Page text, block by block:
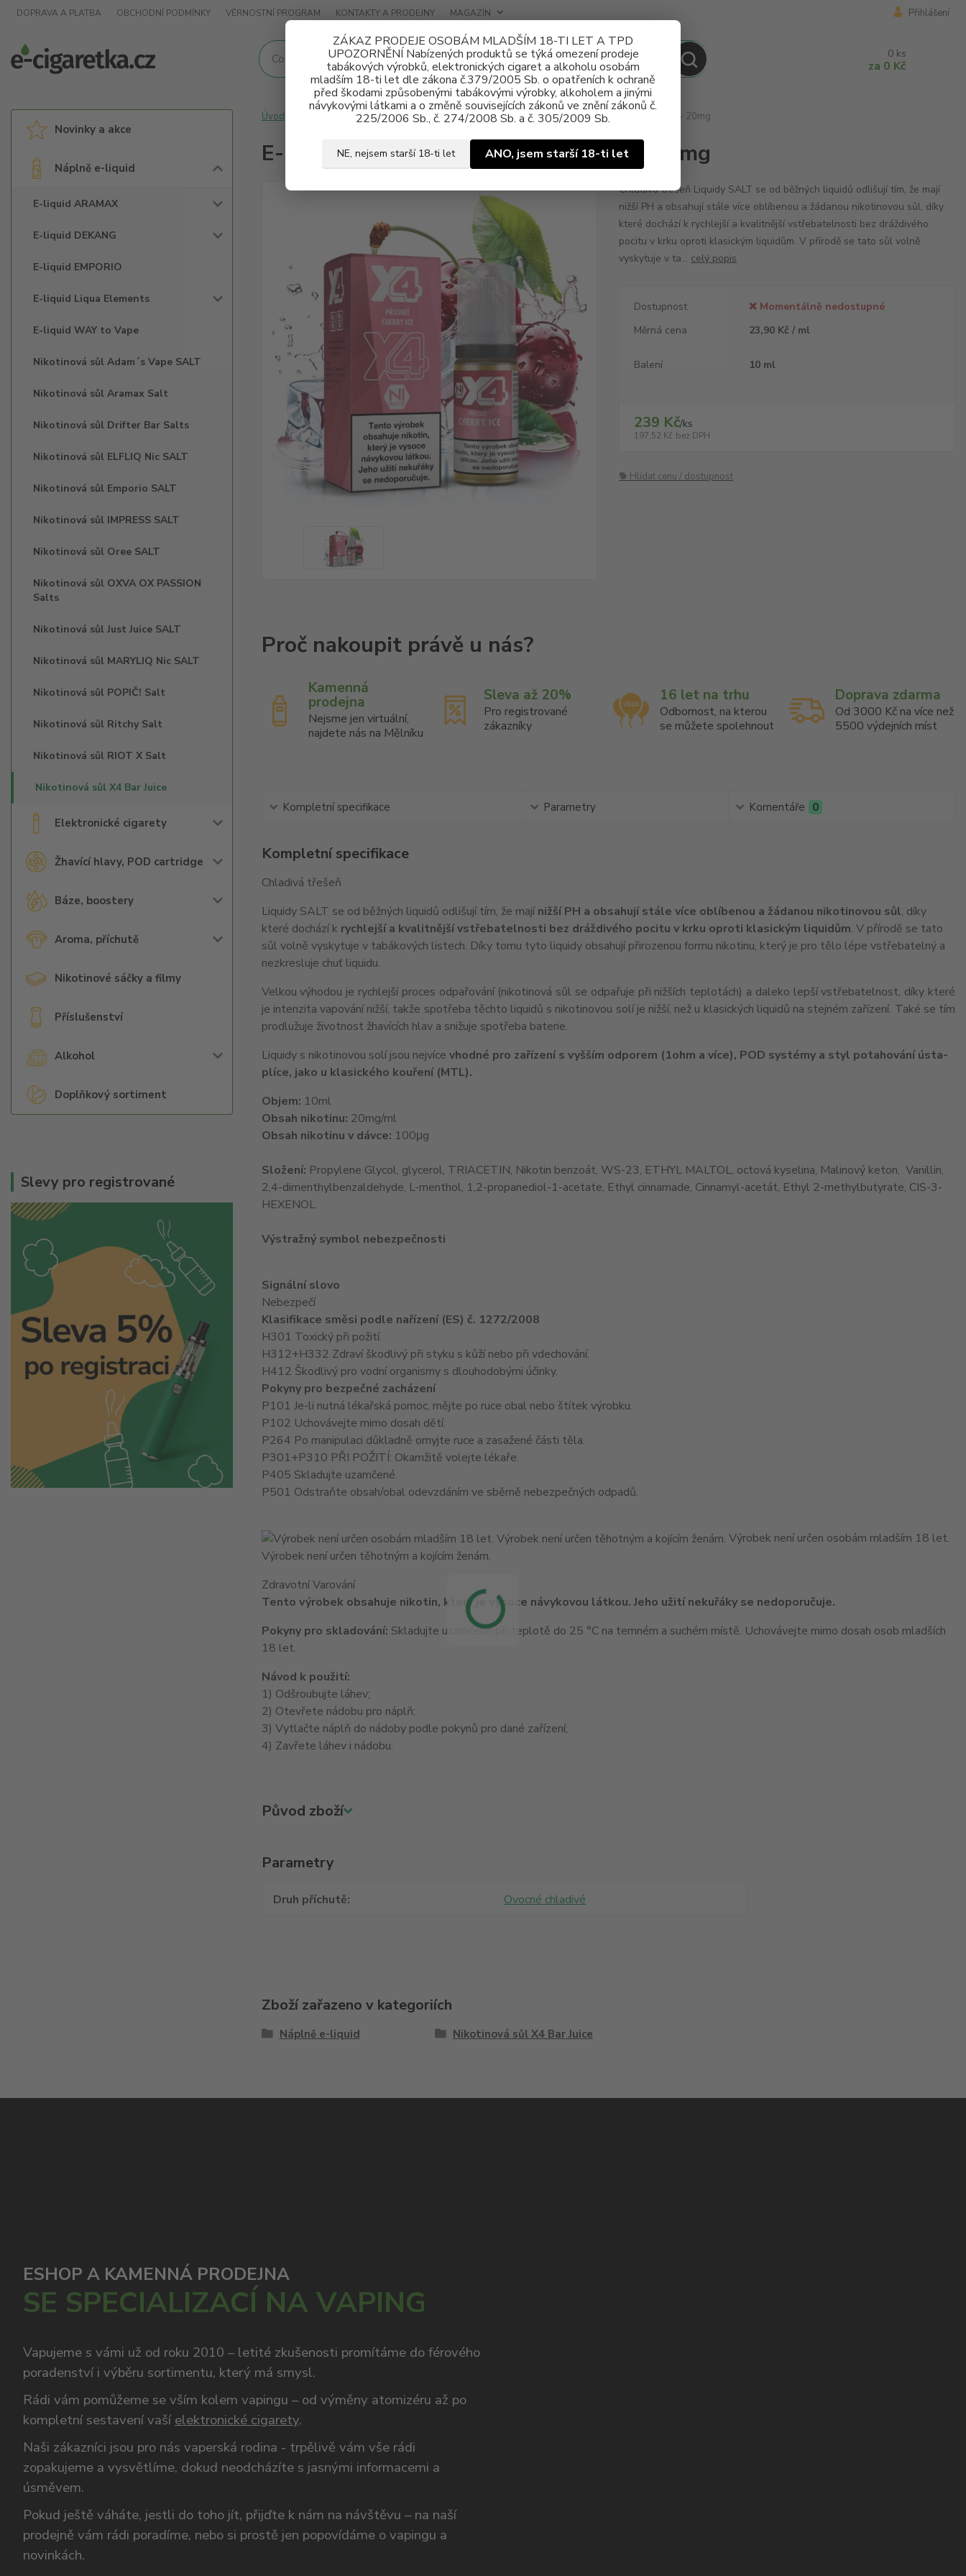
ZÁKAZ PRODEJE OSOBÁM MLADŠÍM 18-TI LET A TPD
UPOZORNĚNÍ Nabízených produktů se týká omezení prodeje
tabákových výrobků, elektronických cigaret a alkoholu osobám
mladším 18-ti let dle zákona č.379/2005 Sb. o opatřeních k ochraně
před škodami způsobenými tabákovými výrobky, alkoholem a jinými
návykovými látkami a o změně souvisejících zákonů ve znění zákonů č.
225/2006 Sb., č. 274/2008 Sb. a č. 305/2009 Sb.
NE, nejsem starší 18-ti let ANO, jsem starší 18-ti let
DOPRAVA A PLATBA OBCHODNÍ PODMÍNKY VĚRNOSTNÍ PROGRAM KONTAKTY A PRODEJNY MAGAZÍN Přihlášení
0 ks
za 0 Kč
Novinky a akce
Náplně e-liquid
E-liquid ARAMAX
E-liquid DEKANG
E-liquid EMPORIO
E-liquid Liqua Elements
E-liquid WAY to Vape
Nikotinová sůl Adam´s Vape SALT
Nikotinová sůl Aramax Salt
Nikotinová sůl Drifter Bar Salts
Nikotinová sůl ELFLIQ Nic SALT
Nikotinová sůl Emporio SALT
Nikotinová sůl IMPRESS SALT
Nikotinová sůl Oree SALT
Nikotinová sůl OXVA OX PASSION
Salts
Nikotinová sůl Just Juice SALT
Nikotinová sůl MARYLIQ Nic SALT
Nikotinová sůl POPIČ! Salt
Nikotinová sůl Ritchy Salt
Nikotinová sůl RIOT X Salt
Nikotinová sůl X4 Bar Juice
Elektronické cigarety
Žhavící hlavy, POD cartridge
Báze, boostery
Aroma, příchutě
Nikotinové sáčky a filmy
Příslušenství
Alkohol
Doplňkový sortiment
Slevy pro registrované
Úvod Náplně e-liquid Nikotinová sůl X4 Bar Juice E-liquid X4 Bar Juice Cherry Ice 10ml - 20mg
E-liquid X4 Bar Juice Cherry Ice 10ml - 20mg
Chladivá třešeň Liquidy SALT se od běžných liquidů odlišují tím, že mají
nižší PH a obsahují stále více oblíbenou a žádanou nikotinovou sůl, díky
které dochází k rychlejší a kvalitnější vstřebatelnosti bez dráždivého
pocitu v krku oproti klasickým liquidům. V přírodě se tato sůl volně
vyskytuje v ta... celý popis
Dostupnost
❌ Momentálně nedostupné
Měrná cena
23,90 Kč / ml
Balení 10 ml
239 Kč/ks
197,52 Kč bez DPH
🐕 Hlídat cenu / dostupnost
Kamenná
prodejna
Nejsme jen virtuální,
najdete nás na Mělníku
Sleva až 20%
Pro registrované
zákazníky
16 let na trhu
Odbornost, na kterou
se můžete spolehnout
Doprava zdarma
Od 3000 Kč na více než
5500 výdejních míst
Kompletní specifikace Parametry Komentáře 0
Kompletní specifikace
Chladivá třešeň
Liquidy SALT se od běžných liquidů odlišují tím, že majínižší PH a obsahují stále více oblíbenou a žádanou nikotinovou sůl, díky
které dochází k rychlejší a kvalitnější vstřebatelnosti bez dráždivého pocitu v krku oproti klasickým liquidům. V přírodě se tato
sůl volně vyskytuje v tabákových listech. Díky tomu tyto liquidy obsahují přirozenou formu nikotinu, který je pro tělo lépe vstřebatelný a
nezkresluje chuť liquidu.
Velkou výhodou je rychlejší proces odpařování (nikotinová sůl se odpařuje při nižších teplotách) a daleko lepší vstřebatelnost, díky které
je intenzita vapování nižší, takže spotřeba těchto liquidů s nikotinovou solí je nižší, než u klasických liquidů na stejném zařízení. Také se tím
prodlužuje životnost žhavících hlav a snižuje spotřeba baterie.
Liquidy s nikotinovou solí jsou nejvíce vhodné pro zařízení s vyšším odporem (1ohm a více), POD systémy a styl potahování ústa-
plíce, jako u klasického kouření (MTL).
Objem: 10ml
Obsah nikotinu: 20mg/ml
Obsah nikotinu v dávce: 100μg
Složení: Propylene Glycol, glycerol, TRIACETIN, Nikotin benzoát, WS-23, ETHYL MALTOL, octová kyselina, Malinový keton, Vanillin,
2,4-dimenthylbenzaldehyde, L-menthol, 1,2-propanediol-1-acetate, Ethyl cinnamade, Cinnamyl-acetát, Ethyl 2-methylbutyrate, CIS-3-
HEXENOL
Výstražný symbol nebezpečnosti
Signální slovo
Nebezpečí
Klasifikace směsi podle nařízení (ES) č. 1272/2008
H301 Toxický při požití.
H312+H332 Zdraví škodlivý při styku s kůží nebo při vdechování.
H412 Škodlivý pro vodní organismy s dlouhodobými účinky.
Pokyny pro bezpečné zacházení
P101 Je-li nutná lékařská pomoc, mějte po ruce obal nebo štítek výrobku.
P102 Uchovávejte mimo dosah dětí.
P264 Po manipulaci důkladně omyjte ruce a zasažené části těla.
P301+P310 PŘI POŽITÍ: Okamžitě volejte lékaře.
P405 Skladujte uzamčené.
P501 Odstraňte obsah/obal odevzdáním ve sběrně nebezpečných odpadů.
Výrobek není určen osobám mladším 18 let.
Výrobek není určen těhotným a kojícím ženám.
Zdravotní Varování
Tento výrobek obsahuje nikotin, který je vysoce návykovou látkou. Jeho užití nekuřáky se nedoporučuje.
Pokyny pro skladování: Skladujte uzamčené při teplotě do 25 °C na temném a suchém místě. Uchovávejte mimo dosah osob mladších
18 let.
Návod k použití:
1) Odšroubujte láhev;
2) Otevřete nádobu pro náplň;
3) Vytlačte náplň do nádoby podle pokynů pro dané zařízení;
4) Zavřete láhev i nádobu.
Původ zboží
Parametry
Druh příchutě Ovocné chladivé
Zboží zařazeno v kategoriích
Náplně e-liquid Nikotinová sůl X4 Bar Juice
ESHOP A KAMENNÁ PRODEJNA
SE SPECIALIZACÍ NA VAPING
Vapujeme s vámi už od roku 2010 – letité zkušenosti promítáme do férového
poradenství i výběru sortimentu, který má smysl.
Rádi vám pomůžeme se vším kolem vapingu – od výměny atomizéru až po
kompletní sestavení vašíelektronické cigarety.
Naši zákazníci jsou pro nás vaperská rodina - trpělivě vám vše rádi
zopakujeme a vysvětlíme, dokud neodcházíte s jasnými informacemi a
úsměvem.
Pokud ještě váháte, jestli do toho jít, přijďte k nám na návštěvu – na naší
prodejně vám rádi poradíme, nebo si prostě jen popovídáme o vapingu a
novinkách.